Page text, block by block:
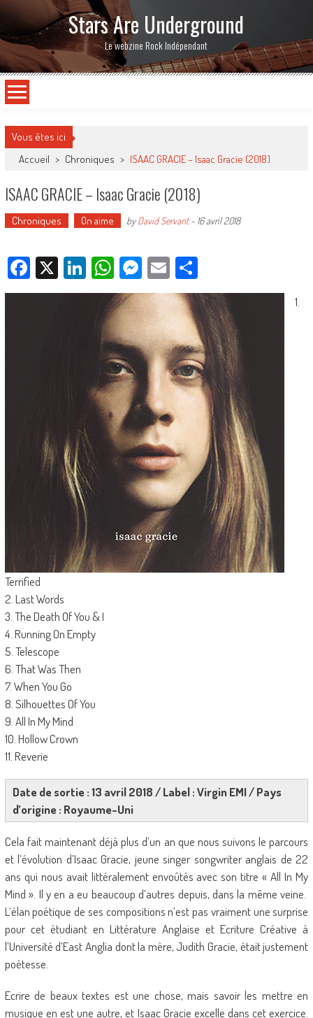
Stars Are Underground
Le webzine Rock Indépendant
Vous êtes ici
Accueil > Chroniques > ISAAC GRACIE – Isaac Gracie (2018)
ISAAC GRACIE – Isaac Gracie (2018)
Chroniques On aime byDavid Servant- 16 avril 2018
Facebook
X LinkedIn
WhatsApp
Messenger
EmailPartager
1.
Terrified
2. Last Words
3. The Death Of You & I
4. Running On Empty
5. Telescope
6. That Was Then
7. When You Go
8. Silhouettes Of You
9. All In My Mind
10. Hollow Crown
11. Reverie
Date de sortie : 13 avril 2018 / Label : Virgin EMI / Pays
d’origine : Royaume-Uni
Cela fait maintenant déjà plus d’un an que nous suivons le parcours
et l’évolution d’Isaac Gracie, jeune singer songwriter anglais de 22
ans qui nous avait littéralement envoûtés avec son titre « All In My
Mind ». Il y en a eu beaucoup d’autres depuis, dans la même veine.
L’élan poétique de ses compositions n’est pas vraiment une surprise
pour cet étudiant en Littérature Anglaise et Ecriture Créative à
l’Université d’East Anglia dont la mère, Judith Gracie, était justement
poétesse.
Ecrire de beaux textes est une chose, mais savoir les mettre en
musique en est une autre, et Isaac Gracie excelle dans cet exercice.